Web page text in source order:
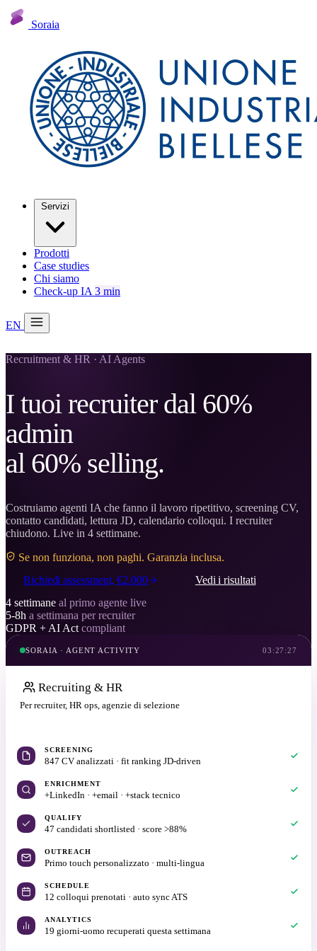
Soraia
Servizi
Prodotti
Case studies
Chi siamo
Check-up IA 3 min
EN
Soraia
Prodotti
Case studies
Chi siamo
Check-up IA 3 min
Associati a
Recruitment & HR · AI Agents
I tuoi recruiter dal 60%
admin
al 60% selling.
Costruiamo agenti IA che fanno il lavoro ripetitivo, screening CV,
contatto candidati, lettura JD, calendario colloqui. I recruiter
chiudono. Live in 4 settimane.
Se non funziona, non paghi. Garanzia inclusa.
Richiedi assessment, €2.000
Vedi i risultati
4 settimane al primo agente live
5-8h a settimana per recruiter
GDPR + AI Act compliant
SORAIA · AGENT ACTIVITY 03:27:27
Recruiting & HR
Per recruiter, HR ops, agenzie di selezione
SCREENING
847 CV analizzati · fit ranking JD-driven
ENRICHMENT
+LinkedIn · +email · +stack tecnico
QUALIFY
47 candidati shortlisted · score >88%
OUTREACH
Primo touch personalizzato · multi-lingua
SCHEDULE
12 colloqui prenotati · auto sync ATS
ANALYTICS
19 giorni-uomo recuperati questa settimana